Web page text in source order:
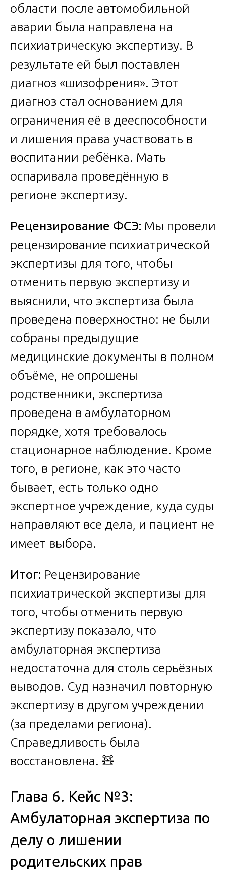
области после автомобильной
аварии была направлена на
психиатрическую экспертизу. В
результате ей был поставлен
диагноз «шизофрения». Этот
диагноз стал основанием для
ограничения её в дееспособности
и лишения права участвовать в
воспитании ребёнка. Мать
оспаривала проведённую в
регионе экспертизу.
Рецензирование ФСЭ: Мы провели
рецензирование психиатрической
экспертизы для того, чтобы
отменить первую экспертизу и
выяснили, что экспертиза была
проведена поверхностно: не были
собраны предыдущие
медицинские документы в полном
объёме, не опрошены
родственники, экспертиза
проведена в амбулаторном
порядке, хотя требовалось
стационарное наблюдение. Кроме
того, в регионе, как это часто
бывает, есть только одно
экспертное учреждение, куда суды
направляют все дела, и пациент не
имеет выбора.
Итог: Рецензирование
психиатрической экспертизы для
того, чтобы отменить первую
экспертизу показало, что
амбулаторная экспертиза
недостаточна для столь серьёзных
выводов. Суд назначил повторную
экспертизу в другом учреждении
(за пределами региона).
Справедливость была
восстановлена. 🧸
Глава 6. Кейс №3:
Амбулаторная экспертиза по
делу о лишении
родительских прав